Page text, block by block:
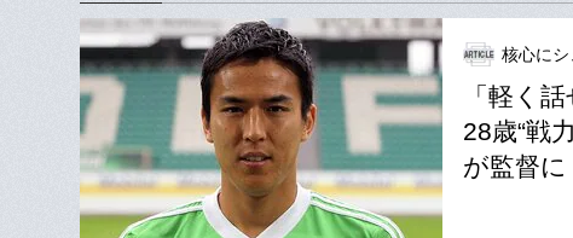
核心にシ
「軽く
28歳“戦
が監督に